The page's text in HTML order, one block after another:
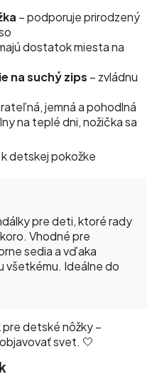
– podporuje prirodzený
dostatok miesta na
na suchý zips – zvládnu
jemná a pohodlná
na teplé dni, nožička sa
detskej pokožke
pre deti, ktoré rady
Vhodné pre
sedia a vďaka
všetkému. Ideálne do
detské nôžky –
svet. 🤍